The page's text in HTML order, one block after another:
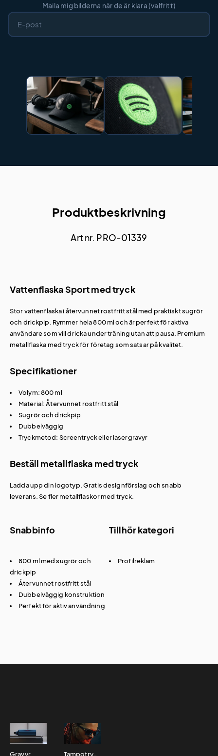
Maila mig bilderna när de är klara (valfritt)
Produktbeskrivning
Art nr. PRO-01339
Vattenflaska Sport med tryck
Stor vattenflaska i återvunnet rostfritt stål med praktiskt sugrör
och drickpip. Rymmer hela 800 ml och är perfekt för aktiva
användare som vill dricka under träning utan att pausa. Premium
metallflaska med tryck för företag som satsar på kvalitet.
Specifikationer
Volym: 800 ml
Material: Återvunnet rostfritt stål
Sugrör och drickpip
Dubbelväggig
Tryckmetod: Screentryck eller lasergravyr
Beställ metallflaska med tryck
Ladda upp din logotyp. Gratis designförslag och snabb
leverans. Se flermetallflaskor med tryck.
Snabbinfo
800 ml med sugrör och
drickpip
Återvunnet rostfritt stål
Dubbelväggig konstruktion
Perfekt för aktiv användning
Tillhör kategori
Profilreklam
Gravyr Tampotryck